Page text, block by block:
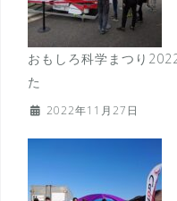
おもしろ科学まつり
た
2022年11月27日